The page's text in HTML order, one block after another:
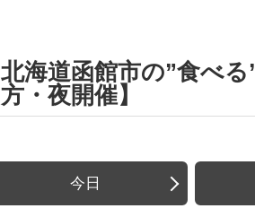
北海道函館市の”食べ
方・夜開催】
今日